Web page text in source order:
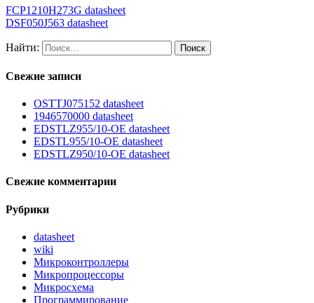
FCP1210H273G datasheet
DSF050J563 datasheet
Найти:
Свежие записи
OSTTJ075152 datasheet
1946570000 datasheet
EDSTLZ955/10-OE datasheet
EDSTL955/10-OE datasheet
EDSTLZ950/10-OE datasheet
Свежие комментарии
Рубрики
datasheet
wiki
Микроконтроллеры
Микропроцессоры
Микросхема
Программирование